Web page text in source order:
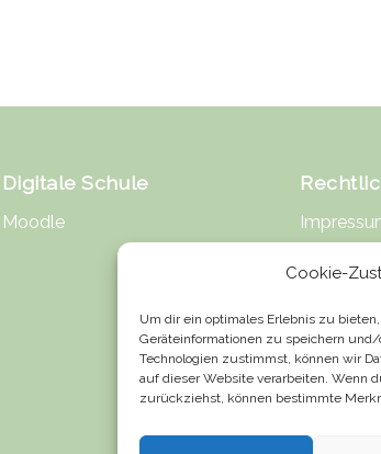
Cookie-
Um dir ein optimales Erlebnis zu
Geräteinformationen zu speichern
Technologien zustimmst, können wir
auf dieser Website verarbeiten. Wenn
zurückziehst, können bestimmte
Digitale Schule
Moodle
Haftung